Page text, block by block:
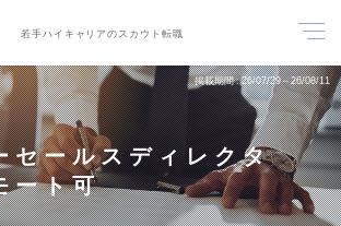
若手ハイキャリアのスカウト転職
掲載期間 26/07/29～26/08/11
セールスディレクタ
ト可